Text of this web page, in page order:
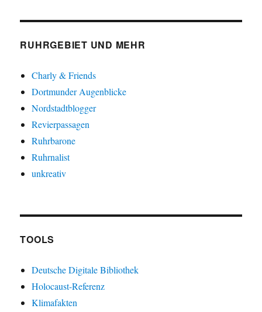
RUHRGEBIET UND MEHR
Charly & Friends
Dortmunder Augenblicke
Nordstadtblogger
Revierpassagen
Ruhrbarone
Ruhrnalist
unkreativ
TOOLS
Deutsche Digitale Bibliothek
Holocaust-Referenz
Klimafakten